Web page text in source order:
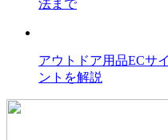
法まで
アウトドア用品ECサ
ントを解説